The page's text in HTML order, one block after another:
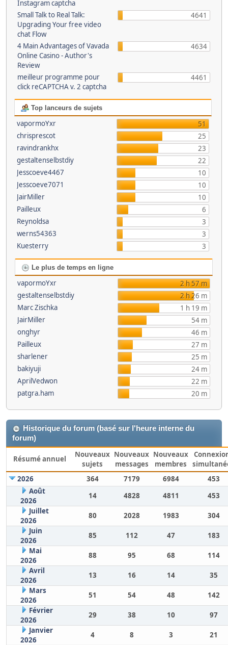
Instagram captcha
Small Talk to Real Talk:
Upgrading Your free video
chat Flow
4641
4 Main Advantages of Vavada
Online Casino - Author's
Review
4634
meilleur programme pour
click reCAPTCHA v. 2 captcha
4461
Top lanceurs de sujets
vapormoYxr
51
chrisprescot
25
ravindrankhx
23
gestaltenselbstdiy
22
Jesscoeve4467
10
Jesscoeve7071
10
JairMiller
10
Pailleux
6
Reynoldsa
3
werns54363
3
Kuesterry
3
Le plus de temps en ligne
vapormoYxr
2 h 57 m
gestaltenselbstdiy
2 h 26 m
Marc Zischka
1 h 19 m
JairMiller
54 m
onghyr
46 m
Pailleux
27 m
sharlener
25 m
bakiyuji
24 m
AprilVedwon
22 m
patgra.ham
20 m
Historique du forum (basé sur l'heure interne du
forum)
Résumé annuel
Nouveaux
sujets
Nouveaux
messages
Nouveaux
membres
2026
364 7179 6984
453
Août
2026
14 4828 4811
453
Juillet
2026
80 2028 1983
304
Juin
2026
85 112 47
183
Mai
2026
88 95 68
114
Avril
2026
13 16 14
35
Mars
2026
51 54 48
142
Février
2026
29 38 10
97
Janvier
2026
4 8 3
21